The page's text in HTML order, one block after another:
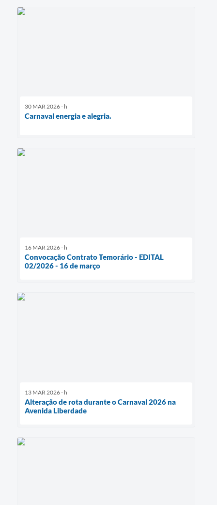
30 MAR 2026 - h
Carnaval energia e alegria.
16 MAR 2026 - h
Convocação Contrato Temorário - EDITAL
02/2026 - 16 de março
13 MAR 2026 - h
Alteração de rota durante o Carnaval 2026 na
Avenida Liberdade